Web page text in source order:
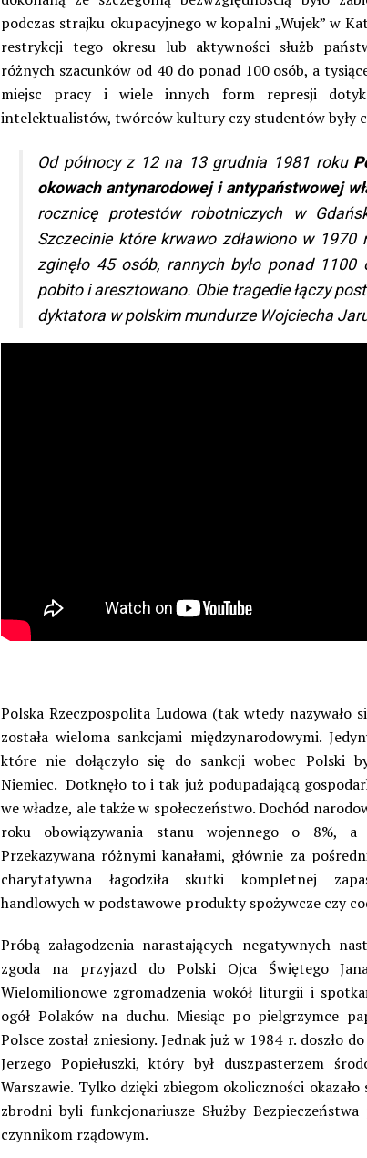
podczas strajku okupacyjnego w kopalni „Wujek” w
restrykcji tego okresu lub aktywności służb
różnych szacunków od 40 do ponad 100 osób, a
miejsc pracy i wiele innych form represji
intelektualistów, twórców kultury czy studentów były
Od północy z 12 na 13 grudnia 1981 roku
okowach antynarodowej i antypaństwowej
rocznicę protestów robotniczych w
Szczecinie które krwawo zdławiono w 1970
zginęło 45 osób, rannych było ponad
pobito i aresztowano. Obie tragedie łączy
dyktatora w polskim mundurze Wojciecha
Polska Rzeczpospolita Ludowa (tak wtedy nazywało
została wieloma sankcjami międzynarodowymi.
które nie dołączyło się do sankcji wobec Polski
Niemiec. Dotknęło to i tak już podupadającą
we władze, ale także w społeczeństwo. Dochód
roku obowiązywania stanu wojennego o 8%,
Przekazywana różnymi kanałami, głównie za
charytatywna łagodziła skutki kompletnej
handlowych w podstawowe produkty spożywcze czy
Próbą załagodzenia narastających negatywnych
zgoda na przyjazd do Polski Ojca Świętego
Wielomilionowe zgromadzenia wokół liturgii i
ogół Polaków na duchu. Miesiąc po pielgrzymce
Polsce został zniesiony. Jednak już w 1984 r. doszło
Jerzego Popiełuszki, który był duszpasterzem
Warszawie. Tylko dzięki zbiegom okoliczności
zbrodni byli funkcjonariusze Służby Bezpieczeństwa
czynnikom rządowym.